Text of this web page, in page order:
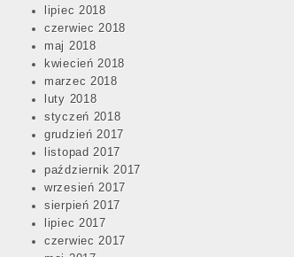
lipiec 2018
czerwiec 2018
maj 2018
kwiecień 2018
marzec 2018
luty 2018
styczeń 2018
grudzień 2017
listopad 2017
październik 2017
wrzesień 2017
sierpień 2017
lipiec 2017
czerwiec 2017